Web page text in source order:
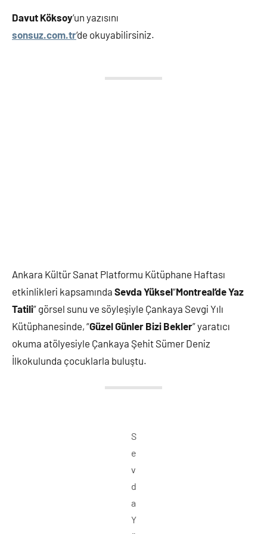
Davut Köksoy‘un yazısını
sonsuz.com.tr‘de okuyabilirsiniz.
Ankara Kültür Sanat Platformu Kütüphane Haftası
etkinlikleri kapsamında Sevda Yüksel“Montreal’de Yaz
Tatili” görsel sunu ve söyleşiyle Çankaya Sevgi Yılı
Kütüphanesinde, “Güzel Günler Bizi Bekler” yaratıcı
okuma atölyesiyle Çankaya Şehit Sümer Deniz
İlkokulunda çocuklarla buluştu.
S
e
v
d
a
Y